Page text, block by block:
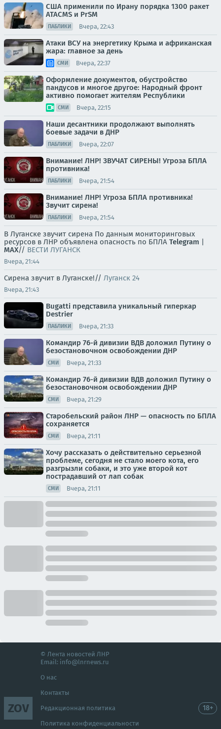
США применили по Ирану порядка 1300 ракет
ATACMS и PrSM
ПАБЛИКИ Вчера, 22:43
Атаки ВСУ на энергетику Крыма и африканская
жара: главное за день
СМИ Вчера, 22:37
Оформление документов, обустройство
пандусов и многое другое: Народный фронт
активно помогает жителям Республики
СМИ Вчера, 22:15
Наши десантники продолжают выполнять
боевые задачи в ДНР
ПАБЛИКИ Вчера, 22:07
Внимание! ЛНР! ЗВУЧАТ СИРЕНЫ! Угроза БПЛА
противника!
ПАБЛИКИ Вчера, 21:54
Внимание! ЛНР! Угроза БПЛА противника!
Звучит сирена!
ПАБЛИКИ Вчера, 21:54
В Луганске звучит сирена По данным мониторинговых
ресурсов в ЛНР объявлена опасность по БПЛА Telegram |
MAX// ВЕСТИ ЛУГАНСК
Вчера, 21:44
Сирена звучит в Луганске!// Луганск 24
Вчера, 21:43
Bugatti представила уникальный гиперкар
Destrier
ПАБЛИКИ Вчера, 21:33
Командир 76-й дивизии ВДВ доложил Путину о
безостановочном освобождении ДНР
СМИ Вчера, 21:33
Командир 76-й дивизии ВДВ доложил Путину о
безостановочном освобождении ДНР
СМИ Вчера, 21:29
Старобельский район ЛНР — опасность по БПЛА
сохраняется
СМИ Вчера, 21:11
Хочу рассказать о действительно серьезной
проблеме, сегодня не стало моего кота, его
разгрызли собаки, и это уже второй кот
пострадавший от лап собак
СМИ Вчера, 21:11
ZOV
© Лента новостей ЛНР
Email: info@lnrnews.ru
О нас
Контакты
Редакционная политика
Политика конфиденциальности
18+